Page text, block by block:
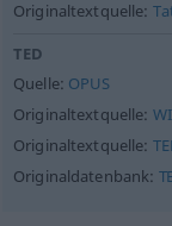
Originaltextquelle:
TED
Quelle: OPUS
Originaltextquelle:
Originaltextquelle:
Originaldatenbank: